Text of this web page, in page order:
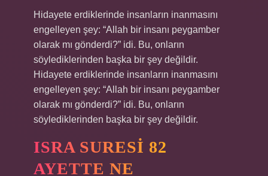
Hidayete erdiklerinde insanların inanmasını
engelleyen şey: “Allah bir insanı peygamber
olarak mı gönderdi?” idi. Bu, onların
söylediklerinden başka bir şey değildir.
Hidayete erdiklerinde insanların inanmasını
engelleyen şey: “Allah bir insanı peygamber
olarak mı gönderdi?” idi. Bu, onların
söylediklerinden başka bir şey değildir.
ISRA SURESI 82
AYETTE NE